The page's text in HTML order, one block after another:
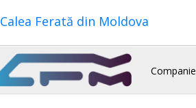
Calea Ferată din Moldova
Companie